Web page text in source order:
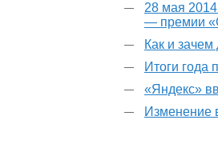
28 мая 2014
— премии
Как и зачем
Итоги года
«Яндекс»
Изменение